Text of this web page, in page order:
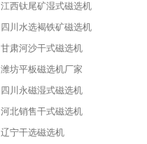
江西钛尾矿湿式磁选机
四川水选褐铁矿磁选机
甘肃河沙干式磁选机
潍坊平板磁选机厂家
四川永磁湿式磁选机
河北销售干式磁选机
辽宁干选磁选机